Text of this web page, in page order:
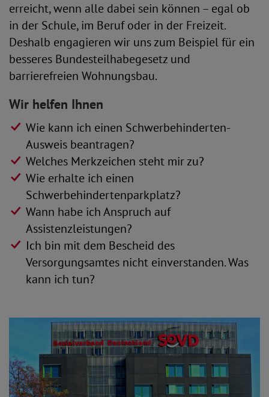
erreicht, wenn alle dabei sein können – egal ob
in der Schule, im Beruf oder in der Freizeit.
Deshalb engagieren wir uns zum Beispiel für ein
besseres Bundesteilhabegesetz und
barrierefreien Wohnungsbau.
Wir helfen Ihnen
Wie kann ich einen Schwerbehinderten-
Ausweis beantragen?
Welches Merkzeichen steht mir zu?
Wie erhalte ich einen
Schwerbehindertenparkplatz?
Wann habe ich Anspruch auf
Assistenzleistungen?
Ich bin mit dem Bescheid des
Versorgungsamtes nicht einverstanden. Was
kann ich tun?